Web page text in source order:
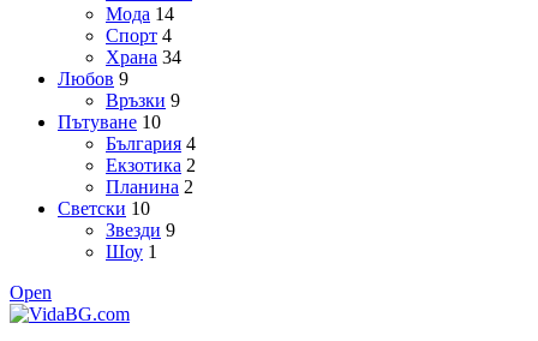
Мода 14
Спорт 4
Храна 34
Любов 9
Връзки 9
Пътуване 10
България 4
Екзотика 2
Планина 2
Светски 10
Звезди 9
Шоу 1
Open